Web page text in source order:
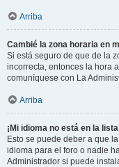
Arriba
Cambié la zona horaria en
Si está seguro de que de la
incorrecta, entonces la hora
comuníquese con La
Arriba
¡Mi idioma no está en la
Esto se puede deber a que
idioma para el foro o nadie
Administrador si puede